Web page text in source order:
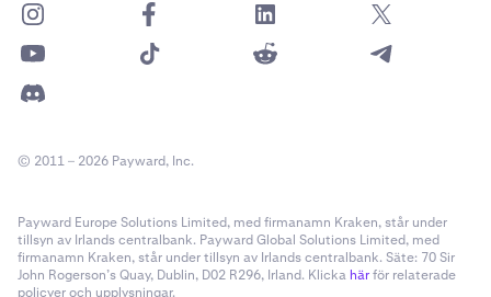
© 2011 – 2026 Payward, Inc.
Payward Europe Solutions Limited, med firmanamn Kraken, står under
tillsyn av Irlands centralbank. Payward Global Solutions Limited, med
firmanamn Kraken, står under tillsyn av Irlands centralbank. Säte: 70 Sir
John Rogerson’s Quay, Dublin, D02 R296, Irland. Klicka härför relaterade
policyer och upplysningar.